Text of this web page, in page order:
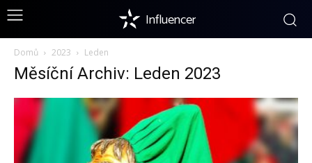
Influencer
Domů 2023 Leden
Měsíční Archiv: Leden 2023